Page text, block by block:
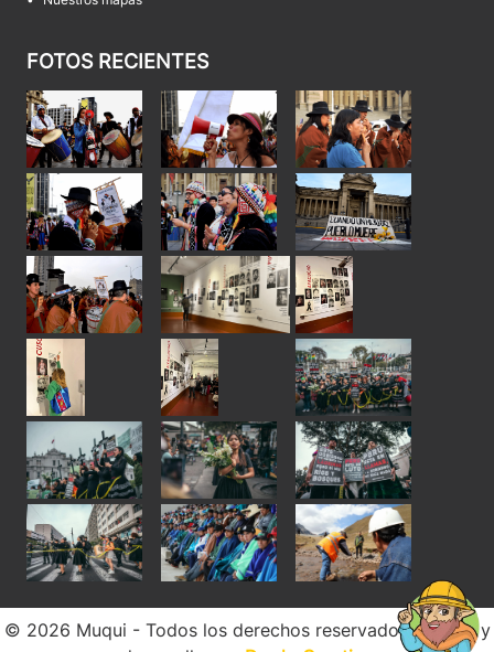
FOTOS RECIENTES
© 2026 Muqui - Todos los derechos reservados. Diseño y